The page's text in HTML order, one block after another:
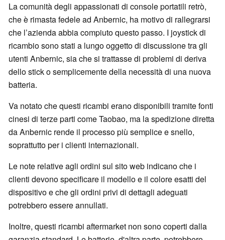
La comunità degli appassionati di console portatili retrò,
che è rimasta fedele ad Anbernic, ha motivo di rallegrarsi
che l’azienda abbia compiuto questo passo. I joystick di
ricambio sono stati a lungo oggetto di discussione tra gli
utenti Anbernic, sia che si trattasse di problemi di deriva
dello stick o semplicemente della necessità di una nuova
batteria.
Va notato che questi ricambi erano disponibili tramite fonti
cinesi di terze parti come Taobao, ma la spedizione diretta
da Anbernic rende il processo più semplice e snello,
soprattutto per i clienti internazionali.
Le note relative agli ordini sul sito web indicano che i
clienti devono specificare il modello e il colore esatti del
dispositivo e che gli ordini privi di dettagli adeguati
potrebbero essere annullati.
Inoltre, questi ricambi aftermarket non sono coperti dalla